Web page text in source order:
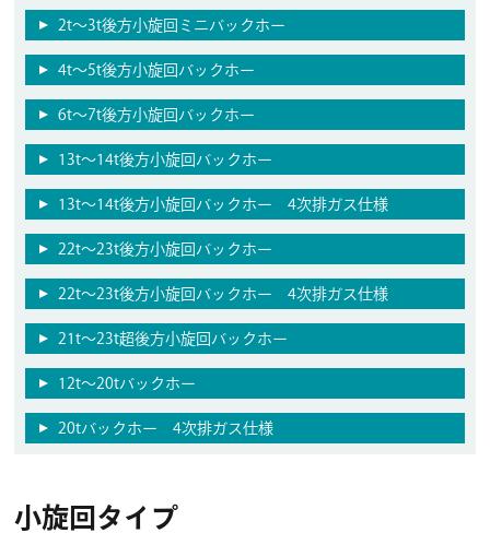
2t〜3t後方小旋回ミニバックホー
4t〜5t後方小旋回バックホー
6t〜7t後方小旋回バックホー
13t〜14t後方小旋回バックホー
13t～14t後方小旋回バックホー 4次排ガス仕様
22t〜23t後方小旋回バックホー
22t～23t後方小旋回バックホー 4次排ガス仕様
21t〜23t超後方小旋回バックホー
12t〜20tバックホー
20tバックホー 4次排ガス仕様
小旋回タイプ